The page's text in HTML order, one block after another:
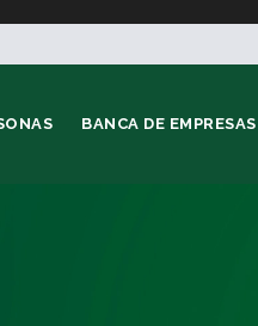
BANCA DE EMPRESAS